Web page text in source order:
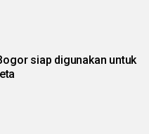
siap digunakan untuk